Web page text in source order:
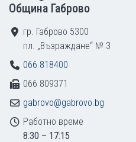
Община Габрово
гр. Габрово 5300
пл. „Възраждане“ № 3
066 818400
066 809371
gabrovo@gabrovo.bg
Работно време
8:30 – 17:15